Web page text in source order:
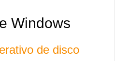
Windows
de disco